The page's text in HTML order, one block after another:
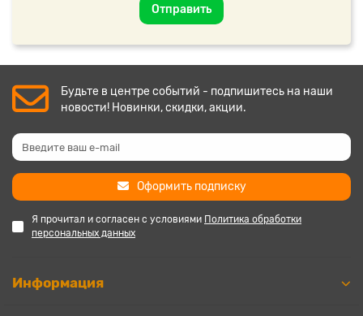
Отправить
Будьте в центре событий - подпишитесь на наши
новости! Новинки, скидки, акции.
Оформить подписку
Я прочитал и согласен с условиями Политика обработки
персональных данных
Информация